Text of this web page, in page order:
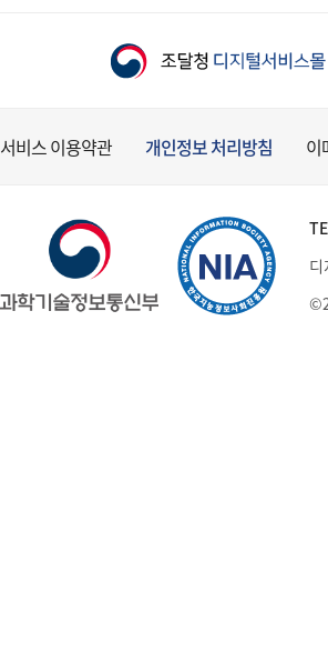
서비스 이용약관 개인정보 처리방침 이